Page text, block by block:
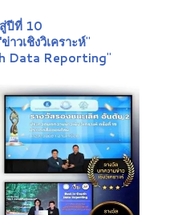
ปีที่ 10
าวเชิงวิเคราะห์"
Data Reporting"